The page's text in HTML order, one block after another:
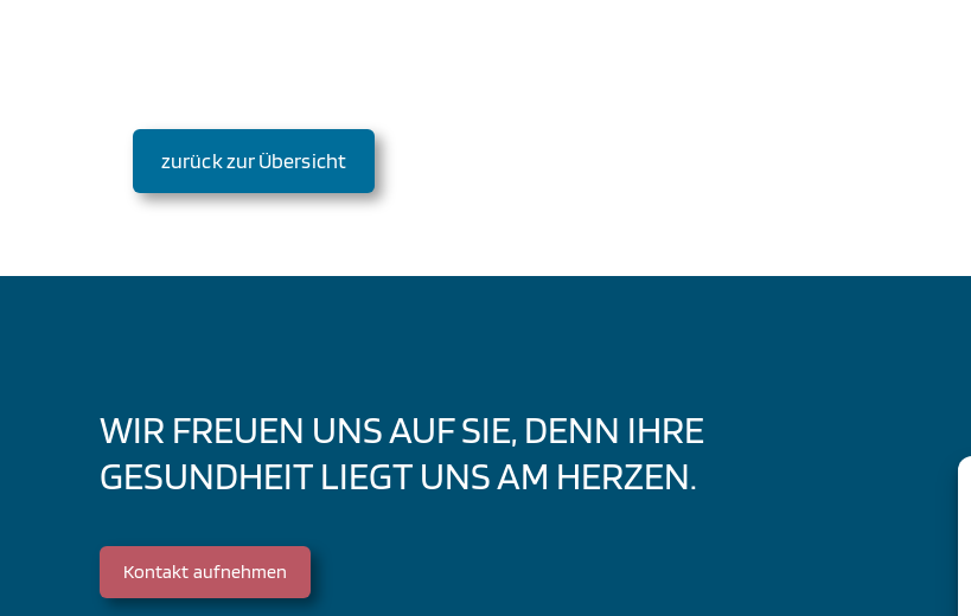
zurück zur Übersicht
WIR FREUEN UNS AUF SIE, DENN IHRE
GESUNDHEIT LIEGT UNS AM HERZEN.
Kontakt aufnehmen